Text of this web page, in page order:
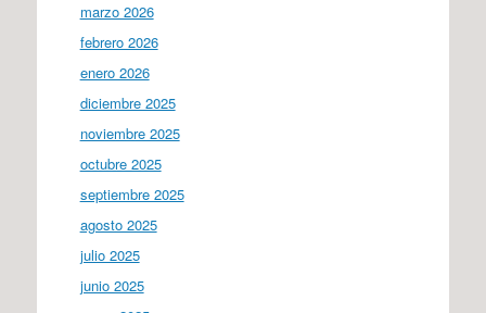
marzo 2026
febrero 2026
enero 2026
diciembre 2025
noviembre 2025
octubre 2025
septiembre 2025
agosto 2025
julio 2025
junio 2025